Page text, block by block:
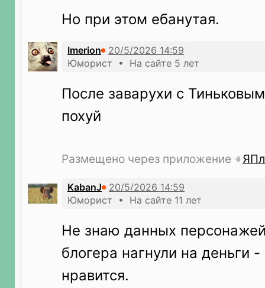
Но при этом ебанутая.
Imerion
Юморист • На сайте 5 лет
После заварухи с
похуй
Размещено через приложение
KabanJ
Юморист • На сайте 11 лет
Не знаю данных
блогера нагнули на деньги
нравится.